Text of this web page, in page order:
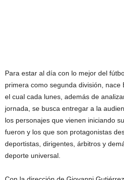
Para estar al día con lo mejor del
primera como segunda división, nace
el cual cada lunes, además de
jornada, se busca entregar a la
los personajes que vienen iniciando
fueron y los que son protagonistas
deportistas, dirigentes, árbitros y
deporte universal.